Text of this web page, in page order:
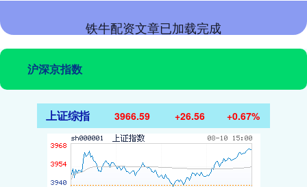
铁牛配资文章已加载完成
沪深京指数
上证综指 3966.59 +26.56 +0.67%